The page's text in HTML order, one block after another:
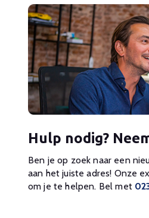
Hulp nodig?
Ben je op zoek naar een
aan het juiste adres! Onze
om je te helpen. Bel met